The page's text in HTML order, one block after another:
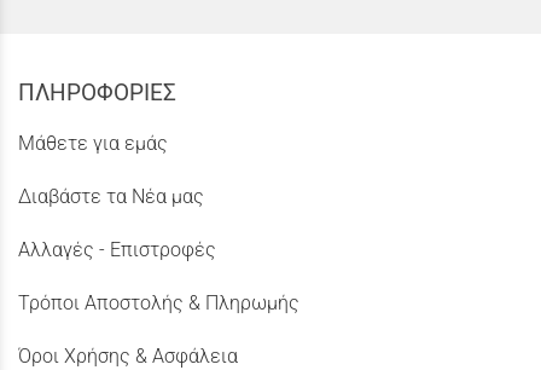
ΠΛΗΡΟΦΟΡΙΕΣ
Μάθετε για εμάς
Διαβάστε τα Νέα μας
Αλλαγές - Επιστροφές
Τρόποι Αποστολής & Πληρωμής
Όροι Χρήσης & Ασφάλεια